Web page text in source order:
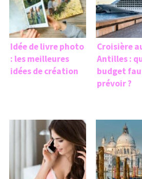
Idée de livre photo
: les meilleures
idées de création
Croisière
Antilles :
budget
prévoir ?